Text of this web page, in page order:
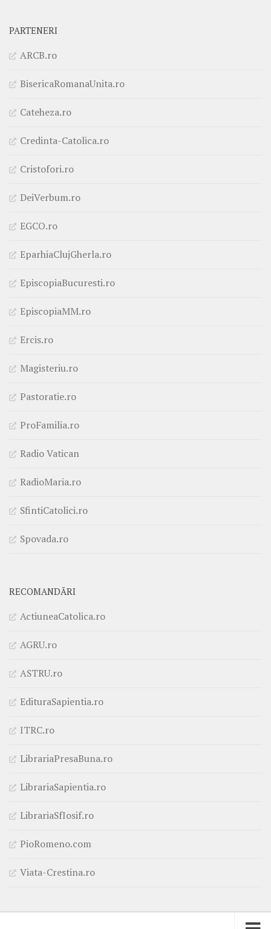
PARTENERI
ARCB.ro
BisericaRomanaUnita.ro
Cateheza.ro
Credinta-Catolica.ro
Cristofori.ro
DeiVerbum.ro
EGCO.ro
EparhiaClujGherla.ro
EpiscopiaBucuresti.ro
EpiscopiaMM.ro
Ercis.ro
Magisteriu.ro
Pastoratie.ro
ProFamilia.ro
Radio Vatican
RadioMaria.ro
SfintiCatolici.ro
Spovada.ro
RECOMANDĂRI
ActiuneaCatolica.ro
AGRU.ro
ASTRU.ro
EdituraSapientia.ro
ITRC.ro
LibrariaPresaBuna.ro
LibrariaSapientia.ro
LibrariaSfIosif.ro
PioRomeno.com
Viata-Crestina.ro